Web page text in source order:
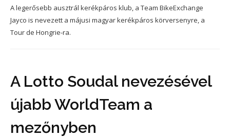
A legerősebb ausztrál kerékpáros klub, a Team BikeExchange
Jayco is nevezett a májusi magyar kerékpáros körversenyre, a
Tour de Hongrie-ra.
A Lotto Soudal nevezésével
újabb WorldTeam a
mezőnyben